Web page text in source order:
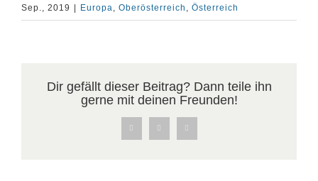
Sep., 2019 | Europa Oberösterreich Österreich
Dir gefällt dieser Beitrag? Dann teile ihn
gerne mit deinen Freunden!
FacebookX Pinterest